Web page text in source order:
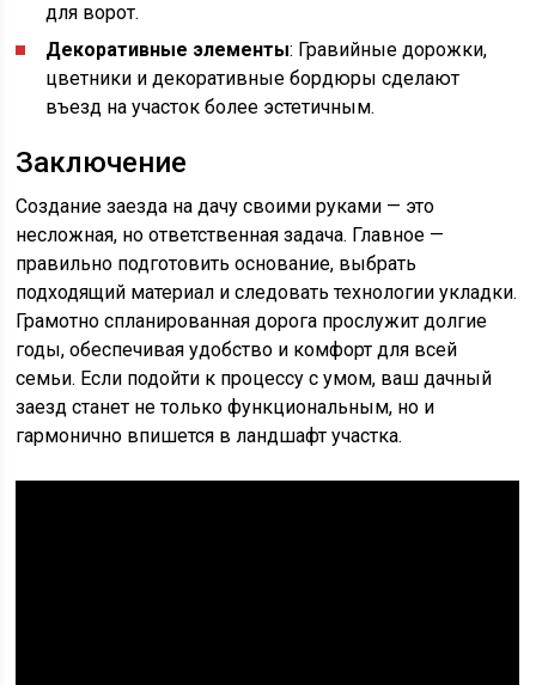
для ворот.
Декоративные элементы: Гравийные дорожки,
цветники и декоративные бордюры сделают
въезд на участок более эстетичным.
Заключение
Создание заезда на дачу своими руками — это
несложная, но ответственная задача. Главное —
правильно подготовить основание, выбрать
подходящий материал и следовать технологии укладки.
Грамотно спланированная дорога прослужит долгие
годы, обеспечивая удобство и комфорт для всей
семьи. Если подойти к процессу с умом, ваш дачный
заезд станет не только функциональным, но и
гармонично впишется в ландшафт участка.